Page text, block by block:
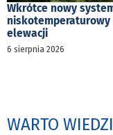
Wkrótce nowy
niskotemperaturowy
elewacji
6 sierpnia 2026
WARTO